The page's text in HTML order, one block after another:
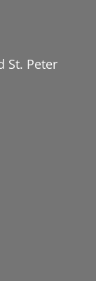
St. Peter